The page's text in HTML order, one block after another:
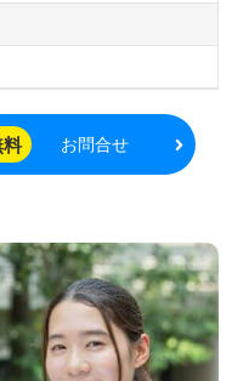
料 お問合せ